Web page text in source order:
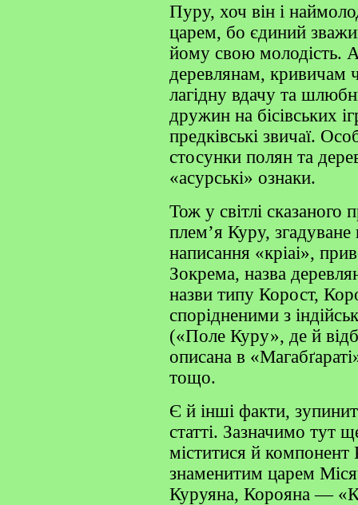
Пуру, хоч він і
царем, бо єдиний
йому свою молодість.
деревлянам, кривичам
лагідну вдачу та
дружин на бісівських
предківські звичаї.
стосунки полян та
«асурські» ознаки.
Тож у світлі сказаного
плем’я Куру, згадуване
написання «кріаі»,
Зокрема, назва
назви типу Корост,
спорідненими з
(«Поле Куру», де й
описана в
тощо.
Є й інші факти,
статті. Зазначимо тут
міститися й компонент
знаменитим царем
Куруяна, Корояна —